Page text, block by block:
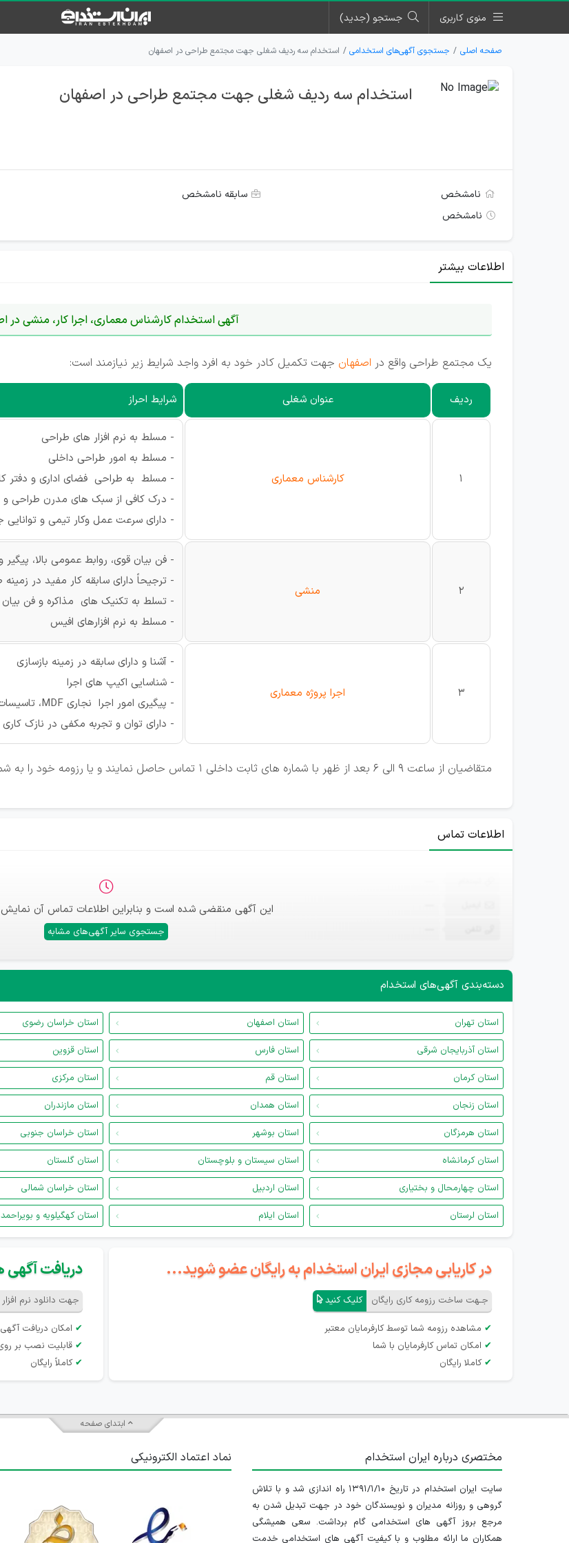
منوی کاربری جستجو (جدید)
صفحه اصلی جستجوی آگهی‌های استخدامی استخدام سه ردیف شغلی جهت مجتمع طراحی در اصفهان
استخدام سه ردیف شغلی جهت مجتمع طراحی در اصفهان
نامشخص
سابقه نامشخص
نامشخص
اطلاعات بیشتر
آگهی استخدام کارشناس معماری، اجرا کار، منشی در
یک مجتمع طراحی واقع در اصفهان جهت تکمیل کادر خود به افرد واجد شرایط زیر نیازمند است:
ردیف عنوان شغلی شرایط احراز
1 کارشناس معماری
- مسلط به نرم افزار های طراحی
- مسلط به امور طراحی داخلی
- مسلط به طراحی فضای اداری و دفتر
- درک کافی از سبک های مدرن طراحی و
- دارای سرعت عمل وکار تیمی و
2 منشی
- فن بیان قوی، روابط عمومی بالا، پیگیر و
- ترجیحاً دارای سابقه کار مفید در
- تسلط به تکنیک های مذاکره و فن بیان
- مسلط به نرم افزارهای افیس
3 اجرا پروژه معماری
- آشنا و دارای سابقه در زمینه بازسازی
- شناسایی اکیپ های اجرا
- پیگیری امور اجرا نجاری MDF، تاسیسات و نورپردازی تا انتها
- دارای توان و تجربه مکفی در نازک کاری
متقاضیان از ساعت 9 الی 6 بعد از ظهر با شماره های ثابت داخلی 1 تماس حاصل نمایند و یا رزومه خود را به شماره تلگرام و واتساپ درج شده ارسال نمایند.
اطلاعات تماس
این آگهی منقضی شده است و بنابراین اطلاعات تماس آن
جستجوی سایر آگهی‌های مشابه
دسته‌بندی آگهی‌های استخدام
استان تهران استان اصفهان استان خراسان رضوی
استان آذربایجان شرقی
استان فارس استان قزوین
استان کرمان
استان قم استان مرکزی
استان زنجان
استان همدان استان مازندران
استان هرمزگان
استان بوشهر استان خراسان جنوبی
استان کرمانشاه
استان سیستان و بلوچستان استان گلستان
استان چهارمحال و بختیاری
استان اردبیل استان خراسان شمالی
استان لرستان
استان ایلام استان کهگیلویه و بویراحمد
در کاریابی مجازی ایران استخدام به رایگان عضو شوید...
جـهت ساخت رزومه کاری رایگان کلیک کنید
✔ مشاهده رزومه شما توسط کارفرمایان معتبر
✔ امکان تماس کارفرمایان با شما
✔ کاملا رایگان
دریافت آگهی
جهت دانلود نرم
✔ امکان دریافت
✔ قابلیت نصب بر
✔ کاملاً رایگان
ابتدای صفحه
مختصری درباره ایران استخدام
سایت ایران استخدام در تاریخ ۱۳۹۱/۱/۱۰ راه اندازی شد و با تلاش
گروهی و روزانه مدیران و نویسندگان خود در جهت تبدیل شدن به
مرجع بروز آگهی های استخدامی گام برداشت. سعی همیشگی
همکاران ما ارائه مطلوب و با کیفیت آگهی های استخدامی خدمت
نماد اعتماد الکترونیکی